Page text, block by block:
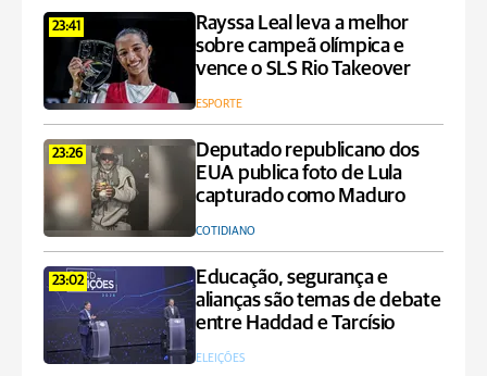
23:41
Rayssa Leal leva a melhor
sobre campeã olímpica e
vence o SLS Rio Takeover
ESPORTE
23:26
Deputado republicano dos
EUA publica foto de Lula
capturado como Maduro
COTIDIANO
23:02
Educação, segurança e
alianças são temas de debate
entre Haddad e Tarcísio
ELEIÇÕES